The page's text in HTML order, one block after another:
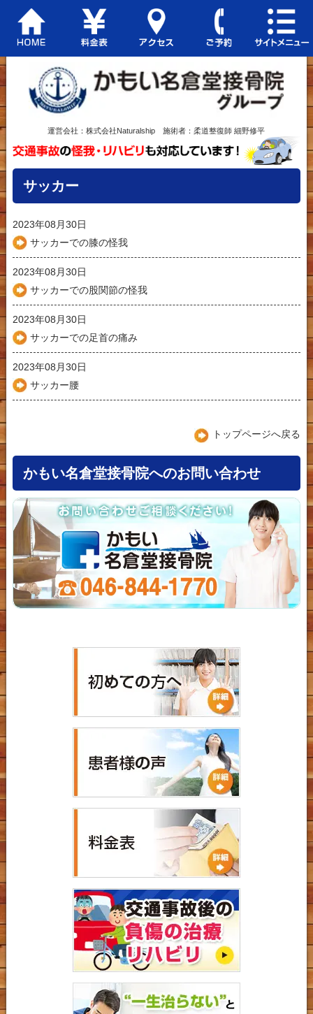
運営会社：株式会社Naturalship 施術者：柔道整復師 細野修平
サッカー
2023年08月30日
サッカーでの膝の怪我
2023年08月30日
サッカーでの股関節の怪我
2023年08月30日
サッカーでの足首の痛み
2023年08月30日
サッカー腰
トップページへ戻る
かもい名倉堂接骨院へのお問い合わせ